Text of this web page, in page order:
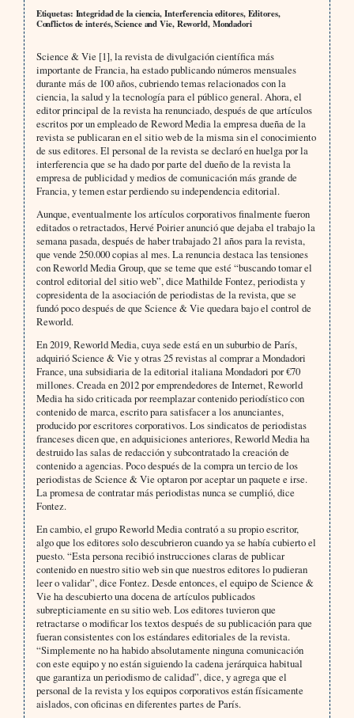
Etiquetas: Integridad de la ciencia, Interferencia editores, Editores,
Conflictos de interés, Science and Vie, Reworld, Mondadori
Science & Vie [1], la revista de divulgación científica más
importante de Francia, ha estado publicando números mensuales
durante más de 100 años, cubriendo temas relacionados con la
ciencia, la salud y la tecnología para el público general. Ahora, el
editor principal de la revista ha renunciado, después de que artículos
escritos por un empleado de Reword Media la empresa dueña de la
revista se publicaran en el sitio web de la misma sin el conocimiento
de sus editores. El personal de la revista se declaró en huelga por la
interferencia que se ha dado por parte del dueño de la revista la
empresa de publicidad y medios de comunicación más grande de
Francia, y temen estar perdiendo su independencia editorial.
Aunque, eventualmente los artículos corporativos finalmente fueron
editados o retractados, Hervé Poirier anunció que dejaba el trabajo la
semana pasada, después de haber trabajado 21 años para la revista,
que vende 250.000 copias al mes. La renuncia destaca las tensiones
con Reworld Media Group, que se teme que esté “buscando tomar el
control editorial del sitio web”, dice Mathilde Fontez, periodista y
copresidenta de la asociación de periodistas de la revista, que se
fundó poco después de que Science & Vie quedara bajo el control de
Reworld.
En 2019, Reworld Media, cuya sede está en un suburbio de París,
adquirió Science & Vie y otras 25 revistas al comprar a Mondadori
France, una subsidiaria de la editorial italiana Mondadori por €70
millones. Creada en 2012 por emprendedores de Internet, Reworld
Media ha sido criticada por reemplazar contenido periodístico con
contenido de marca, escrito para satisfacer a los anunciantes,
producido por escritores corporativos. Los sindicatos de periodistas
franceses dicen que, en adquisiciones anteriores, Reworld Media ha
destruido las salas de redacción y subcontratado la creación de
contenido a agencias. Poco después de la compra un tercio de los
periodistas de Science & Vie optaron por aceptar un paquete e irse.
La promesa de contratar más periodistas nunca se cumplió, dice
Fontez.
En cambio, el grupo Reworld Media contrató a su propio escritor,
algo que los editores solo descubrieron cuando ya se había cubierto el
puesto. “Esta persona recibió instrucciones claras de publicar
contenido en nuestro sitio web sin que nuestros editores lo pudieran
leer o validar”, dice Fontez. Desde entonces, el equipo de Science &
Vie ha descubierto una docena de artículos publicados
subrepticiamente en su sitio web. Los editores tuvieron que
retractarse o modificar los textos después de su publicación para que
fueran consistentes con los estándares editoriales de la revista.
“Simplemente no ha habido absolutamente ninguna comunicación
con este equipo y no están siguiendo la cadena jerárquica habitual
que garantiza un periodismo de calidad”, dice, y agrega que el
personal de la revista y los equipos corporativos están físicamente
aislados, con oficinas en diferentes partes de París.